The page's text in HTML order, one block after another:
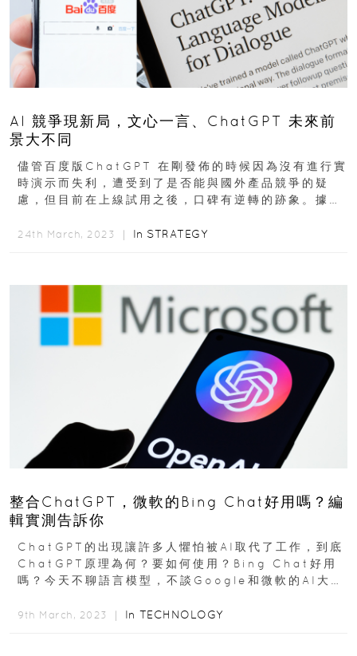
AI 競爭現新局，文心一言、ChatGPT 未來前
景大不同
儘管百度版ChatGPT 在剛發佈的時候因為沒有進行實
時演示而失利，遭受到了是否能與國外產品競爭的疑
慮，但目前在上線試用之後，口碑有逆轉的跡象。據消
24th March, 2023 ｜ In STRATEGY
整合ChatGPT，微軟的Bing Chat好用嗎？編
輯實測告訴你
ChatGPT的出現讓許多人懼怕被AI取代了工作，到底
ChatGPT原理為何？要如何使用？Bing Chat好用
嗎？今天不聊語言模型，不談Google和微軟的AI大
9th March, 2023 ｜ In TECHNOLOGY